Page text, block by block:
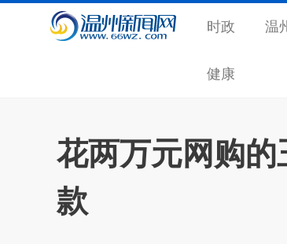
时政 温
健康
花两万元网购
款